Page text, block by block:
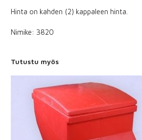
Hinta on kahden (2) kappaleen hinta.
Nimike: 3820
Tutustu myös